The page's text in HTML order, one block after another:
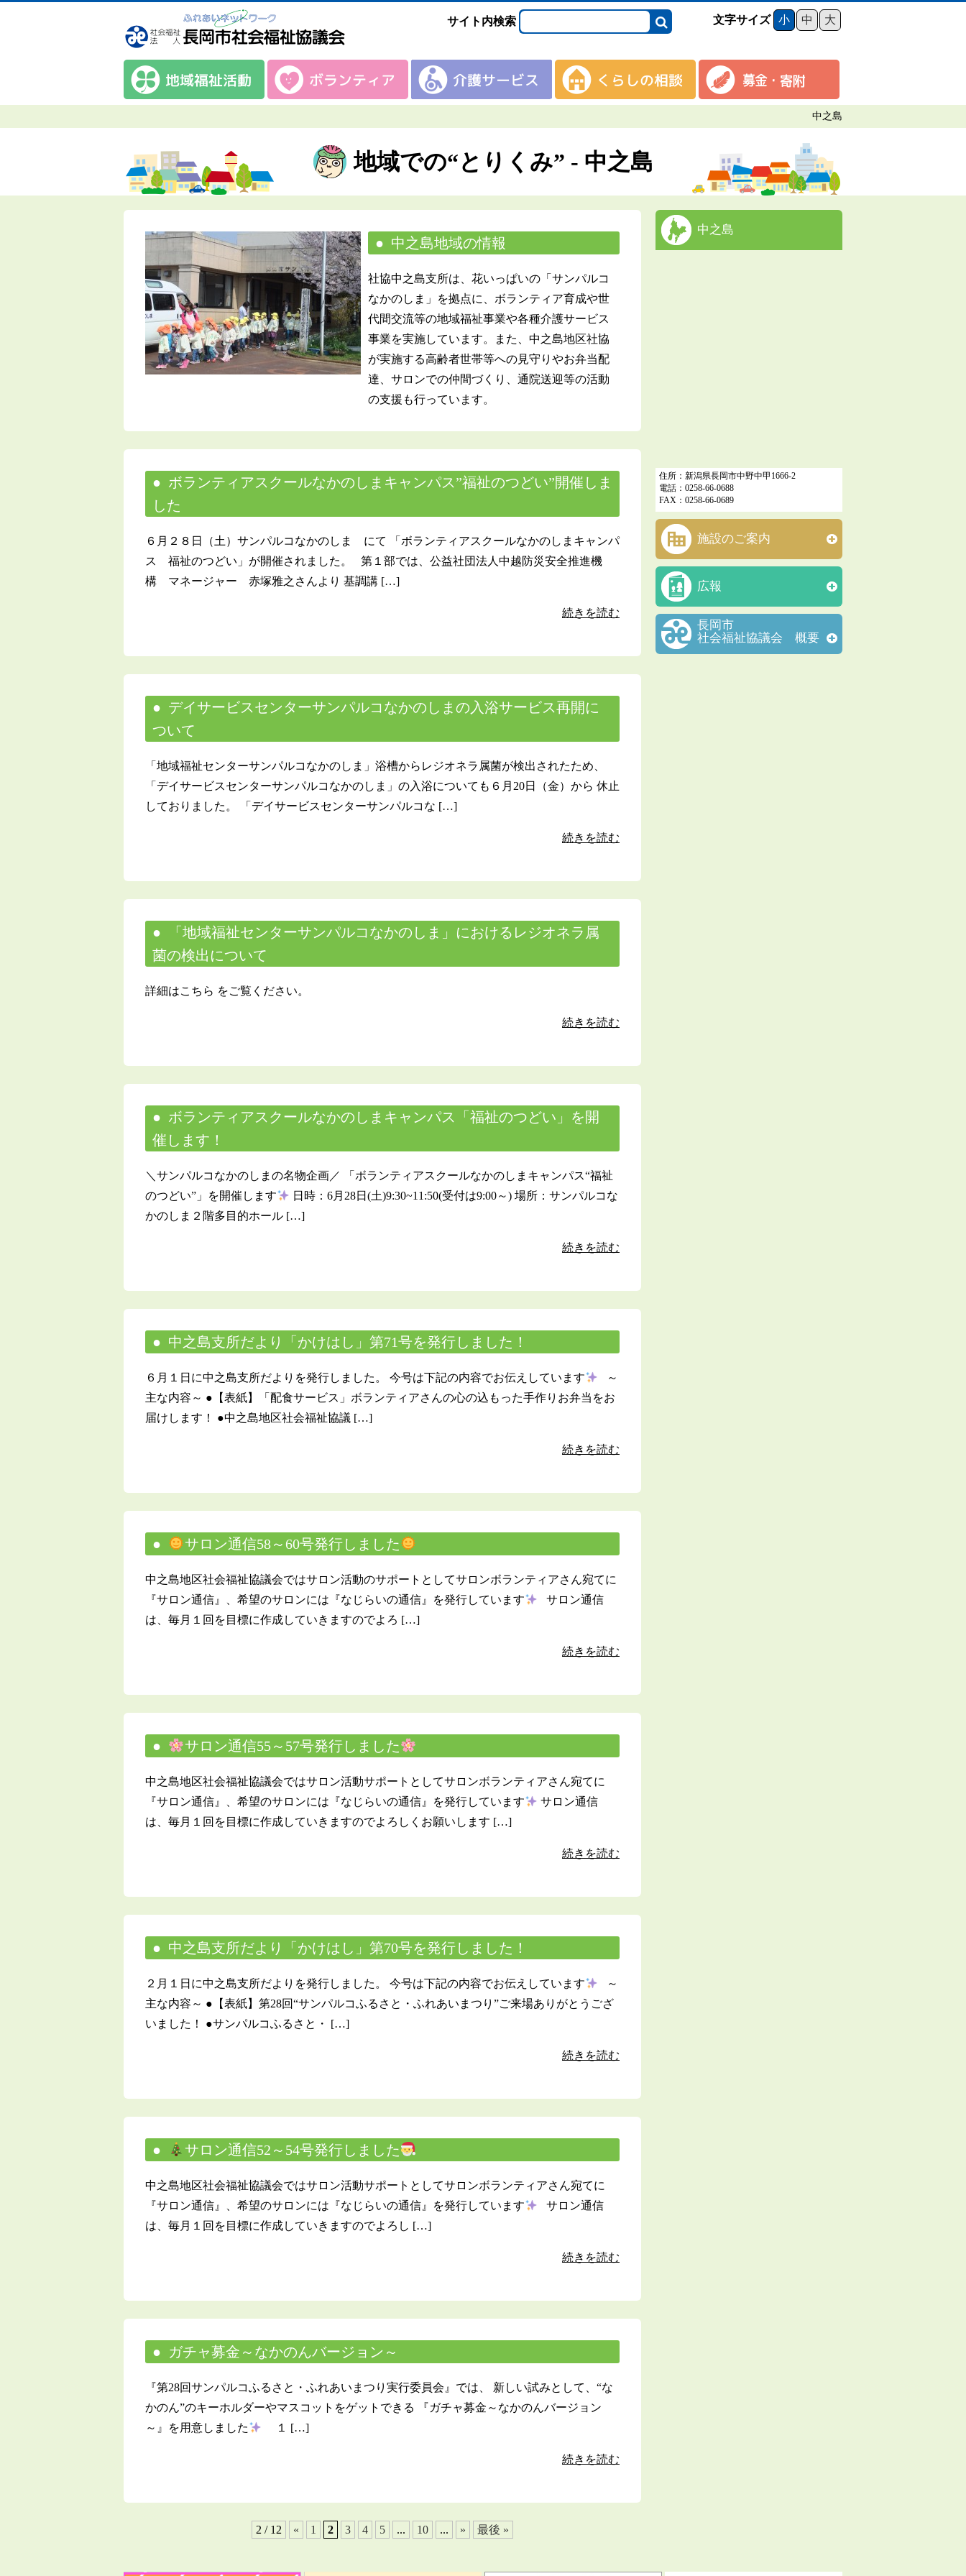
サイト内検索 文字サイズ 小 中 大
中之島
地域での“とりくみ” - 中之島
中之島地域の情報
社協中之島支所は、花いっぱいの「サンパルコ
なかのしま」を拠点に、ボランティア育成や世
代間交流等の地域福祉事業や各種介護サービス
事業を実施しています。また、中之島地区社協
が実施する高齢者世帯等への見守りやお弁当配
達、サロンでの仲間づくり、通院送迎等の活動
の支援も行っています。
ボランティアスクールなかのしまキャンパス”福祉のつどい”開催しま
した
６月２８日（土）サンパルコなかのしま にて 「ボランティアスクールなかのしまキャンパ
ス 福祉のつどい」が開催されました。 第１部では、公益社団法人中越防災安全推進機
構 マネージャー 赤塚雅之さんより 基調講 […]
続きを読む
デイサービスセンターサンパルコなかのしまの入浴サービス再開に
ついて
「地域福祉センターサンパルコなかのしま」浴槽からレジオネラ属菌が検出されたため、
「デイサービスセンターサンパルコなかのしま」の入浴についても６月20日（金）から 休止
しておりました。 「デイサービスセンターサンパルコな […]
続きを読む
「地域福祉センターサンパルコなかのしま」におけるレジオネラ属
菌の検出について
詳細はこちら をご覧ください。
続きを読む
ボランティアスクールなかのしまキャンパス「福祉のつどい」を開
催します！
＼サンパルコなかのしまの名物企画／ 「ボランティアスクールなかのしまキャンパス“福祉
のつどい”」を開催します
日時：6月28日(土)9:30~11:50(受付は9:00～) 場所：サンパルコな
かのしま２階多目的ホール […]
続きを読む
中之島支所だより「かけはし」第71号を発行しました！
６月１日に中之島支所だよりを発行しました。 今号は下記の内容でお伝えしています
～
主な内容～ ●【表紙】「配食サービス」ボランティアさんの心の込もった手作りお弁当をお
届けします！ ●中之島地区社会福祉協議 […]
続きを読む
サロン通信58～60号発行しました
中之島地区社会福祉協議会ではサロン活動のサポートとしてサロンボランティアさん宛てに
『サロン通信』、希望のサロンには『なじらいの通信』を発行しています
サロン通信
は、毎月１回を目標に作成していきますのでよろ […]
続きを読む
サロン通信55～57号発行しました
中之島地区社会福祉協議会ではサロン活動サポートとしてサロンボランティアさん宛てに
『サロン通信』、希望のサロンには『なじらいの通信』を発行しています
サロン通信
は、毎月１回を目標に作成していきますのでよろしくお願いします […]
続きを読む
中之島支所だより「かけはし」第70号を発行しました！
２月１日に中之島支所だよりを発行しました。 今号は下記の内容でお伝えしています
～
主な内容～ ●【表紙】第28回“サンパルコふるさと・ふれあいまつり”ご来場ありがとうござ
いました！ ●サンパルコふるさと・ […]
続きを読む
サロン通信52～54号発行しました
中之島地区社会福祉協議会ではサロン活動サポートとしてサロンボランティアさん宛てに
『サロン通信』、希望のサロンには『なじらいの通信』を発行しています
サロン通信
は、毎月１回を目標に作成していきますのでよろし […]
続きを読む
ガチャ募金～なかのんバージョン～
『第28回サンパルコふるさと・ふれあいまつり実行委員会』では、 新しい試みとして、“な
かのん”のキーホルダーやマスコットをゲットできる 『ガチャ募金～なかのんバージョン
～』を用意しました
１ […]
続きを読む
2 / 12 « 1 2 3 4 5 ... 10 ... » 最後 »
中之島
住所：新潟県長岡市中野中甲1666-2
電話：0258-66-0688
FAX：0258-66-0689
施設のご案内
広報
長岡市
社会福祉協議会 概要